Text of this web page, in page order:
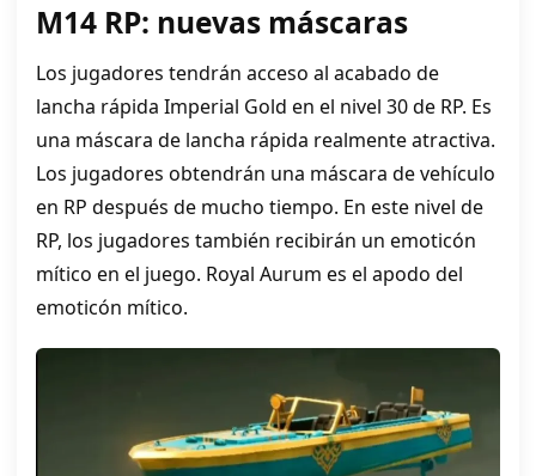
M14 RP: nuevas máscaras
Los jugadores tendrán acceso al acabado de
lancha rápida Imperial Gold en el nivel 30 de RP. Es
una máscara de lancha rápida realmente atractiva.
Los jugadores obtendrán una máscara de vehículo
en RP después de mucho tiempo. En este nivel de
RP, los jugadores también recibirán un emoticón
mítico en el juego. Royal Aurum es el apodo del
emoticón mítico.